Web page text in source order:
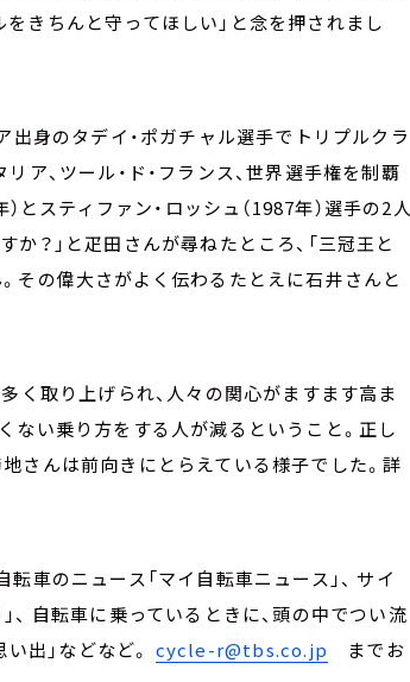
きちんと守ってほしい」と念を押されまし
身のタデイ・ポガチャル選手でトリプルクラ
ア、ツール・ド・フランス、世界選手権を制覇
とスティファン・ロッシュ（1987年）選手の2人
？」と疋田さんが尋ねたところ、「三冠王と
その偉大さがよく伝わるたとえに石井さんと
く取り上げられ、人々の関心がますます高ま
ない乗り方をする人が減るということ。正し
さんは前向きにとらえている様子でした。詳
車のニュース「マイ自転車ニュース」、 サイ
自転車に乗っているときに、頭の中でつい流
出」などなど。 cycle-r@tbs.co.jp までお